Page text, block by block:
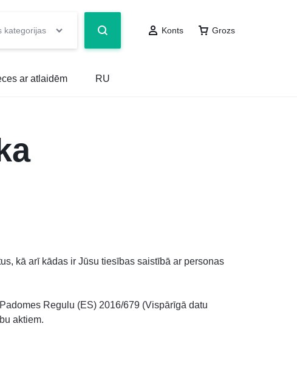
kategorijas Konts Grozs
ar atlaidēm RU
kā arī kādas ir Jūsu tiesības saistībā ar personas
Regulu (ES) 2016/679 (Vispārīgā datu
aktiem.